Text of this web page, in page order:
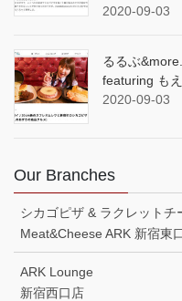
2020-09-03
るるぶ
featuring も
2020-09-03
Our Branches
シカゴピザ & ラクレットチ
Meat&Cheese ARK 新宿東
ARK Lounge
新宿西口店